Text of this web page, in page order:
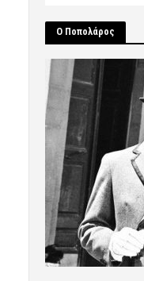
Ο Ποπολάρος